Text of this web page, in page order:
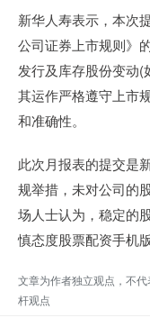
新华人寿表示，本次
公司证券上市规则》
发行及库存股份变动(
其运作严格遵守上市
和准确性。
此次月报表的提交是
规举措，未对公司的
场人士认为，稳定的
慎态度股票配资手机
文章为作者独立观点，不
杆观点